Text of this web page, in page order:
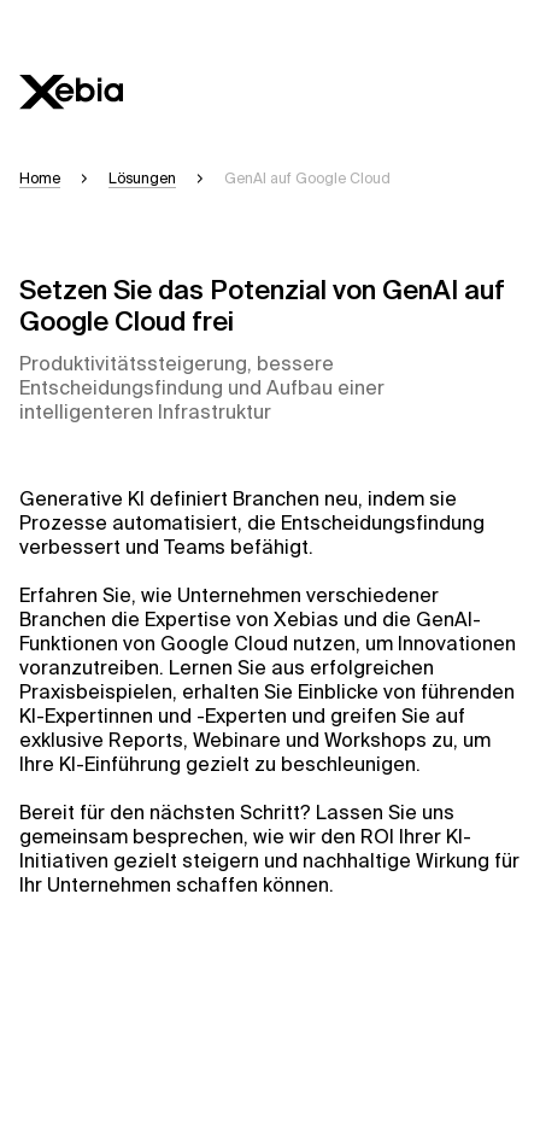
Bitte überprüfen Sie wichtige Informationen,
Antwort
Home Lösungen GenAI auf Google Cloud
Setzen Sie das Potenzial von GenAI auf
Google Cloud frei
Produktivitätssteigerung, bessere
Entscheidungsfindung und Aufbau einer
intelligenteren Infrastruktur
Generative KI definiert Branchen neu, indem sie
Prozesse automatisiert, die Entscheidungsfindung
verbessert und Teams befähigt.
Erfahren Sie, wie Unternehmen verschiedener
Branchen die Expertise von Xebias und die GenAI-
Funktionen von Google Cloud nutzen, um Innovationen
voranzutreiben. Lernen Sie aus erfolgreichen
Praxisbeispielen, erhalten Sie Einblicke von führenden
KI-Expertinnen und -Experten und greifen Sie auf
exklusive Reports, Webinare und Workshops zu, um
Ihre KI-Einführung gezielt zu beschleunigen.
Bereit für den nächsten Schritt? Lassen Sie uns
gemeinsam besprechen, wie wir den ROI Ihrer KI-
Initiativen gezielt steigern und nachhaltige Wirkung für
Ihr Unternehmen schaffen können.